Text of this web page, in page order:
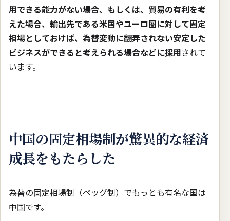
用できる能力がない場合、もしくは、貿易の有利を考
えた場合、輸出先である米国やユーロ圏に対して固定
相場としておけば、為替変動に翻弄されない安定した
ビジネスができると考えられる場合などに採用されて
います。
中国の固定相場制が驚異的な経済
成長をもたらした
為替の固定相場制（ペッグ制）でもっとも有名な国は
中国です。